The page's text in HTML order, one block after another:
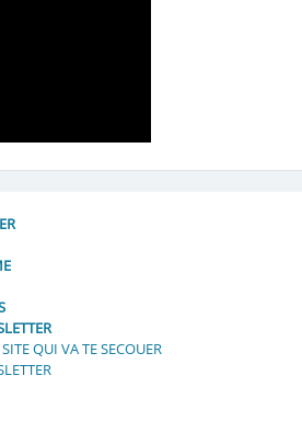
QUI VA TE SECOUER